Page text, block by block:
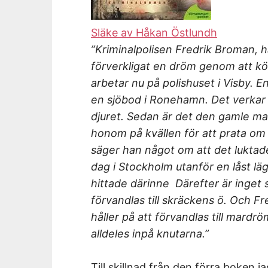
Släke av Håkan Östlundh
”Kriminalpolisen Fredrik Broman,
förverkligat en dröm genom att
arbetar nu på polishuset i Visby.
en sjöbod i Ronehamn. Det
djuret. Sedan är det den gamle
honom på kvällen för att prata
säger han något om att det
dag i Stockholm utanför en låst
hittade därinne Därefter är inget
förvandlas till skräckens ö. Och
håller på att förvandlas till
alldeles inpå knutarna.”